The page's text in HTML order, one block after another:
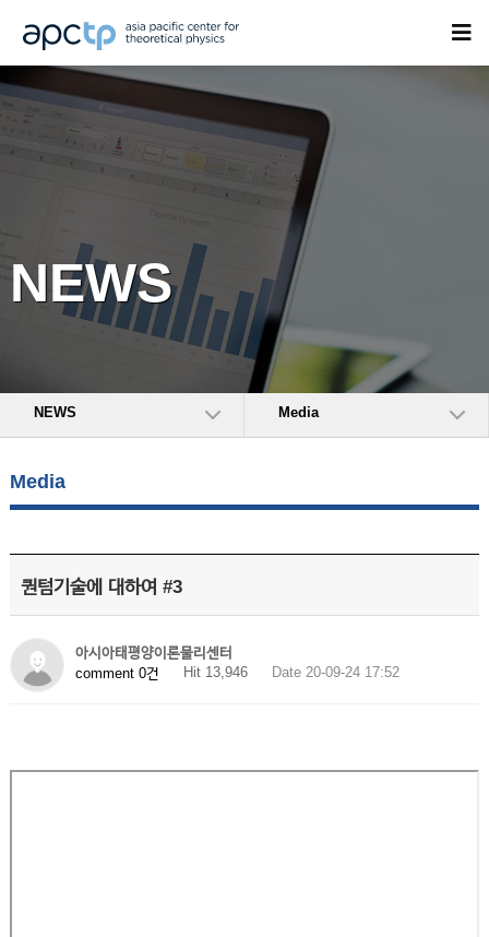
NEWS
NEWS Media
Media
퀀텀기술에 대하여 #3
아시아태평양이론물리센터
comment 0건
Hit 13,946 Date 20-09-24 17:52